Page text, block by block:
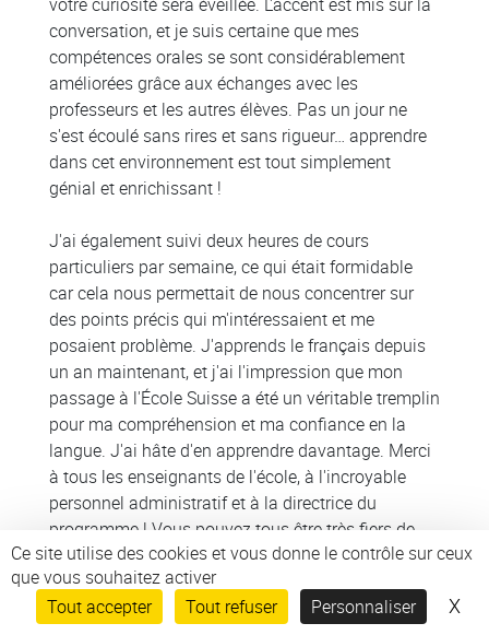
Ce site utilise des cookies et vous donne le contrôle sur ceux
que vous souhaitez activer
Tout accepter
Tout refuser Personnaliser X
conversation, et je suis certaine que mes
compétences orales se sont considérablement
améliorées grâce aux échanges avec les
professeurs et les autres élèves. Pas un jour ne
s'est écoulé sans rires et sans rigueur… apprendre
dans cet environnement est tout simplement
génial et enrichissant !
J'ai également suivi deux heures de cours
particuliers par semaine, ce qui était formidable
car cela nous permettait de nous concentrer sur
des points précis qui m'intéressaient et me
posaient problème. J'apprends le français depuis
un an maintenant, et j'ai l'impression que mon
passage à l'École Suisse a été un véritable tremplin
pour ma compréhension et ma confiance en la
langue. J'ai hâte d'en apprendre davantage. Merci
à tous les enseignants de l'école, à l'incroyable
personnel administratif et à la directrice du
programme ! Vous pouvez tous être très fiers de
votre travail ! (Octobre 2025)
► Découvrez plus d'avis et de commentaires